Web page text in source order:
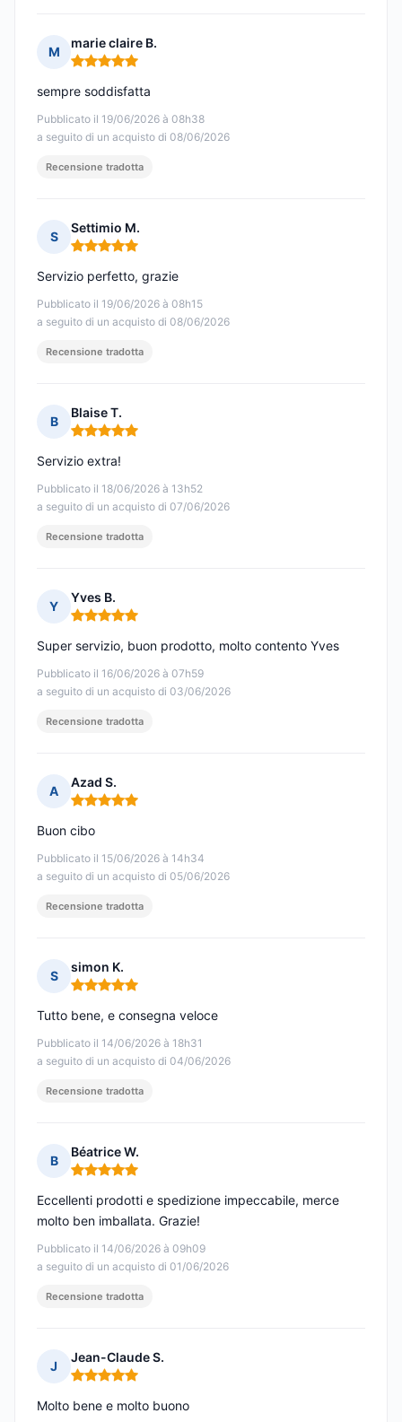
M
marie claire B.
Nota: 5 su 5
Pubblicato il 19/06/2026 à 08h38
a seguito di un acquisto di 08/06/2026
sempre soddisfatta
Recensione tradotta
S
Settimio M.
Nota: 5 su 5
Pubblicato il 19/06/2026 à 08h15
a seguito di un acquisto di 08/06/2026
Servizio perfetto, grazie
Recensione tradotta
B
Blaise T.
Nota: 5 su 5
Pubblicato il 18/06/2026 à 13h52
a seguito di un acquisto di 07/06/2026
Servizio extra!
Recensione tradotta
Y
Yves B.
Nota: 5 su 5
Pubblicato il 16/06/2026 à 07h59
a seguito di un acquisto di 03/06/2026
Super servizio, buon prodotto, molto contento Yves
Recensione tradotta
A
Azad S.
Nota: 5 su 5
Pubblicato il 15/06/2026 à 14h34
a seguito di un acquisto di 05/06/2026
Buon cibo
Recensione tradotta
S
simon K.
Nota: 5 su 5
Pubblicato il 14/06/2026 à 18h31
a seguito di un acquisto di 04/06/2026
Tutto bene, e consegna veloce
Recensione tradotta
B
Béatrice W.
Nota: 5 su 5
Pubblicato il 14/06/2026 à 09h09
a seguito di un acquisto di 01/06/2026
Eccellenti prodotti e spedizione impeccabile, merce
molto ben imballata. Grazie!
Recensione tradotta
J
Jean-Claude S.
Nota: 5 su 5
Molto bene e molto buono